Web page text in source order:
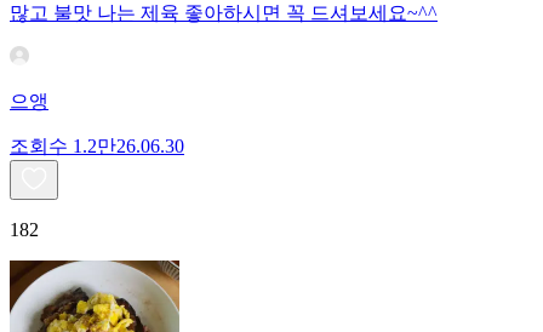
많고 불맛 나는 제육 좋아하시면 꼭 드셔보세요~^^
으앵
조회수 1.2만26.06.30
182